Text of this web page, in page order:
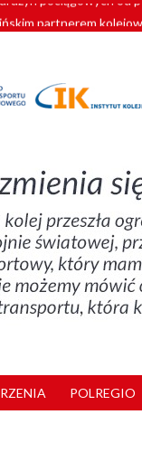
partnerem
ELF-ów
pociągowych od
POLREGIO